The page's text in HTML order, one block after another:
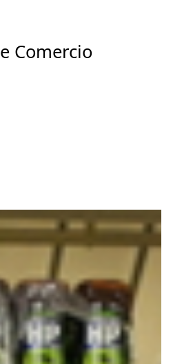
Comercio